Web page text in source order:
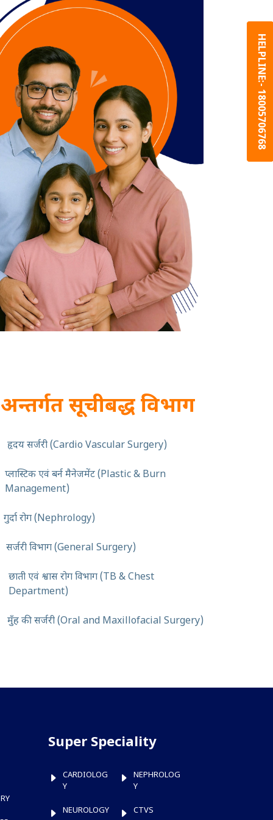
HELPLINE:- 18005706768
सूचीबद्ध विभाग
हृदय सर्जरी (Cardio Vascular Surgery)
प्लास्टिक एवं बर्न मैनेजमेंट (Plastic & Burn
Management)
गुर्दा रोग (Nephrology)
सर्जरी विभाग (General Surgery)
छाती एवं श्वास रोग विभाग (TB & Chest
Department)
मुँह की सर्जरी (Oral and Maxillofacial Surgery)
Super Speciality
CARDIOLOG
Y
NEPHROLOG
Y
NEUROLOGY CTVS